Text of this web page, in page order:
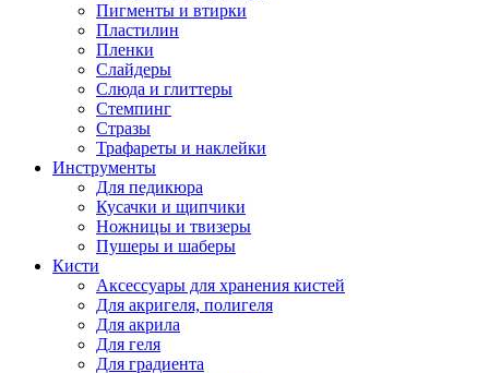
Пигменты и втирки
Пластилин
Пленки
Слайдеры
Слюда и глиттеры
Стемпинг
Стразы
Трафареты и наклейки
Инструменты
Для педикюра
Кусачки и щипчики
Ножницы и твизеры
Пушеры и шаберы
Кисти
Аксессуары для хранения кистей
Для акригеля, полигеля
Для акрила
Для геля
Для градиента